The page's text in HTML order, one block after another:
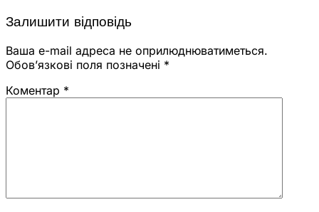
Залишити відповідь
Ваша e-mail адреса не оприлюднюватиметься.
Обов’язкові поля позначені *
Коментар *